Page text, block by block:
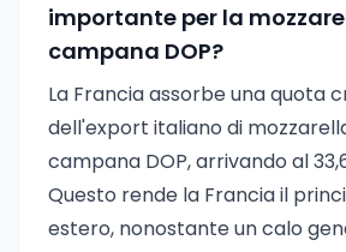
importante per la
campana DOP?
La Francia assorbe una quota
dell'export italiano di
campana DOP, arrivando al
Questo rende la Francia il
estero, nonostante un calo